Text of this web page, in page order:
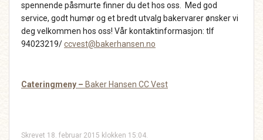
spennende påsmurte finner du det hos oss. Med god
service, godt humør og et bredt utvalg bakervarer ønsker vi
deg velkommen hos oss! Vår kontaktinformasjon: tlf
94023219/ccvest@bakerhansen.no
Cateringmeny – Baker Hansen CC Vest
Skrevet 18. februar 2015 klokken 15:04.